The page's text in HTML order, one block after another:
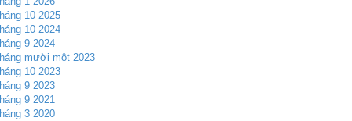
10 2025
10 2024
9 2024
mười một 2023
10 2023
9 2023
9 2021
3 2020